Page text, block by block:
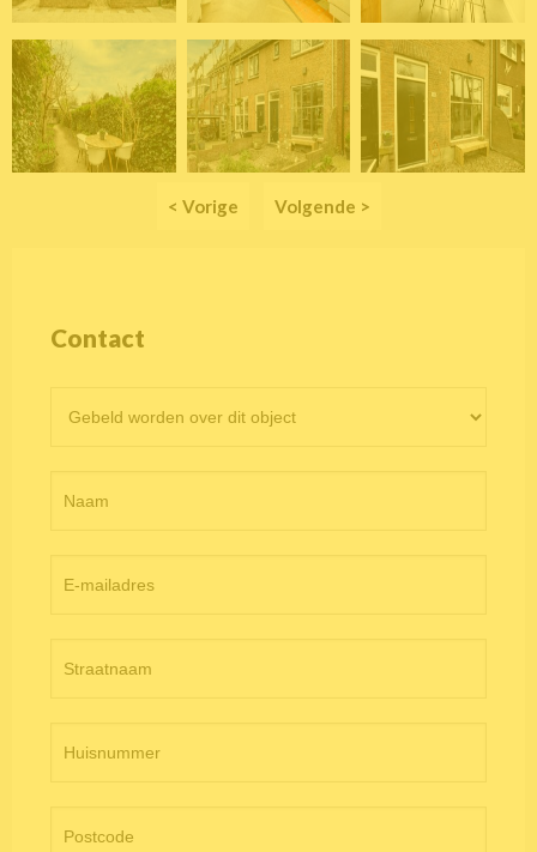
< Vorige Volgende >
Contact
objectpagina